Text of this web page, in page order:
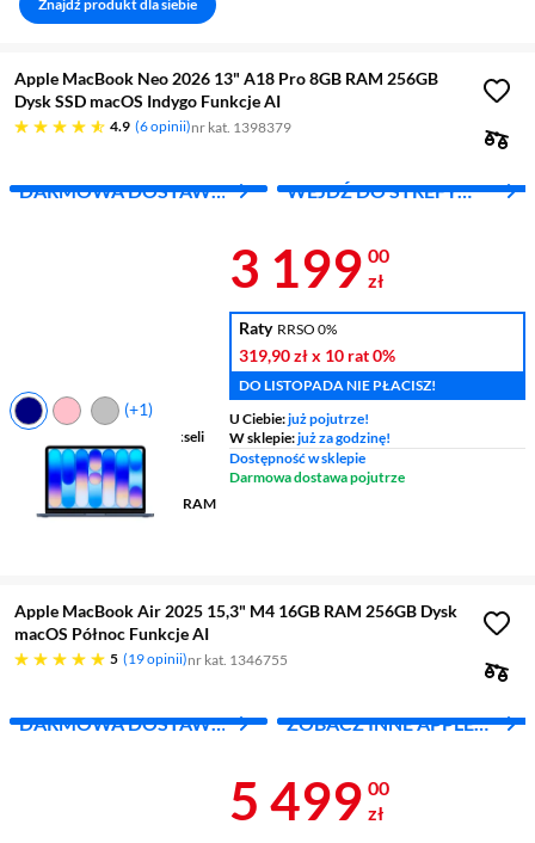
Znajdź produkt dla siebie
Apple MacBook Neo 2026 13" A18 Pro 8GB RAM 256GB
Dysk SSD macOS Indygo Funkcje AI
4.9
4.9 gwiazdek 6 opinii nr kat. 1398379
DARMOWA DOSTAWA
WEJDŹ DO STREFY
(+1)
Ekran
13 ", 2408 x 1506 pikseli
60 Hz
Procesor Apple A18 Pro
Pamięć 8 GB zunifikowana RAM
Cena 3 199
3 199 00
zł
Raty RRSO 0%
319,90 złx 10 rat0%
DO LISTOPADA NIE PŁACISZ!
U Ciebie:już pojutrze!
W sklepie:już za godzinę!
Dostępność w sklepie
Darmowa dostawa pojutrze
Apple MacBook Air 2025 15,3" M4 16GB RAM 256GB Dysk
macOS Północ Funkcje AI
5
pięć gwiazdek 19 opinii nr kat. 1346755
DARMOWA DOSTAWA
ZOBACZ INNE APPLE
Cena 5 499
5 499 00
zł